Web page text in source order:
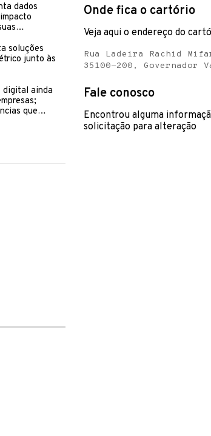
Onde fica o cartório
Veja aqui o endereço do
Rua Ladeira Rachid
35100-200, Governador
Fale conosco
Encontrou alguma
solicitação para alteração
dados
soluções
junto às
digital ainda
que